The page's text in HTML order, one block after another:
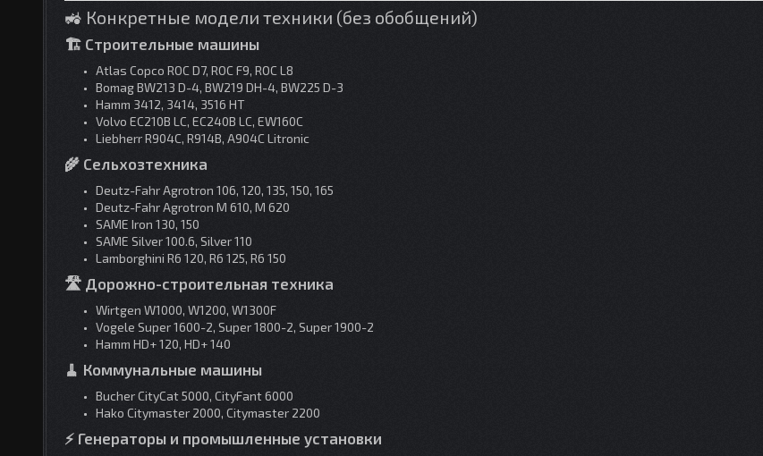
🚜 Конкретные модели техники (без обобщений)
🏗 Строительные машины
Atlas Copco ROC D7, ROC F9, ROC L8
Bomag BW213 D-4, BW219 DH-4, BW225 D-3
Hamm 3412, 3414, 3516 HT
Volvo EC210B LC, EC240B LC, EW160C
Liebherr R904C, R914B, A904C Litronic
🌾 Сельхозтехника
Deutz-Fahr Agrotron 106, 120, 135, 150, 165
Deutz-Fahr Agrotron M 610, M 620
SAME Iron 130, 150
SAME Silver 100.6, Silver 110
Lamborghini R6 120, R6 125, R6 150
🛣 Дорожно-строительная техника
Wirtgen W1000, W1200, W1300F
Vogele Super 1600-2, Super 1800-2, Super 1900-2
Hamm HD+ 120, HD+ 140
🧹 Коммунальные машины
Bucher CityCat 5000, CityFant 6000
Hako Citymaster 2000, Citymaster 2200
⚡ Генераторы и промышленные установки